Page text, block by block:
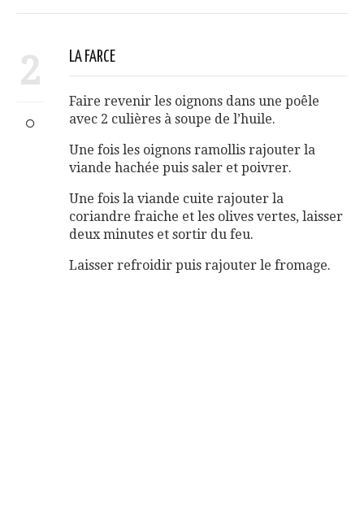
2 LA FARCE
Faire revenir les oignons dans une poêle
avec 2 culières à soupe de l’huile.
Une fois les oignons ramollis rajouter la
viande hachée puis saler et poivrer.
Une fois la viande cuite rajouter la
coriandre fraiche et les olives vertes, laisser
deux minutes et sortir du feu.
Laisser refroidir puis rajouter le fromage.